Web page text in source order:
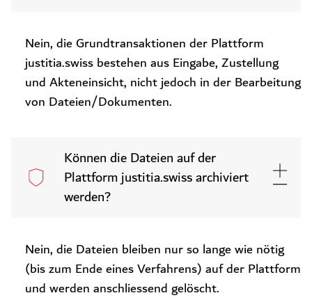
Nein, die Grundtransaktionen der Plattform
justitia.swiss bestehen aus Eingabe, Zustellung
und Akteneinsicht, nicht jedoch in der Bearbeitung
von Dateien/Dokumenten.
Können die Dateien auf der
Plattform justitia.swiss archiviert
werden?
Nein, die Dateien bleiben nur so lange wie nötig
(bis zum Ende eines Verfahrens) auf der Plattform
und werden anschliessend gelöscht.